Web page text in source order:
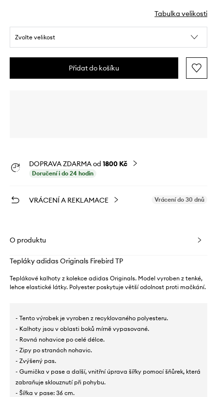
Tabulka velikosti
Zvolte velikost
Přidat do košíku
DOPRAVA ZDARMA od 1800 Kč
Doručení i do 24 hodin
VRÁCENÍ A REKLAMACE Vrácení do 30 dnů
O produktu
Tepláky adidas Originals Firebird TP
Teplákové kalhoty z kolekce adidas Originals. Model vyroben z tenké,
lehce elastické látky. Polyester poskytuje větší odolnost proti mačkání.
- Tento výrobek je vyroben z recyklovaného polyesteru.
- Kalhoty jsou v oblasti boků mírně vypasované.
- Rovná nohavice po celé délce.
- Zipy po stranách nohavic.
- Zvýšený pas.
- Gumička v pase a další, vnitřní úprava šířky pomocí šňůrek, která
zabraňuje sklouznutí při pohybu.
- Šířka v pase: 36 cm.